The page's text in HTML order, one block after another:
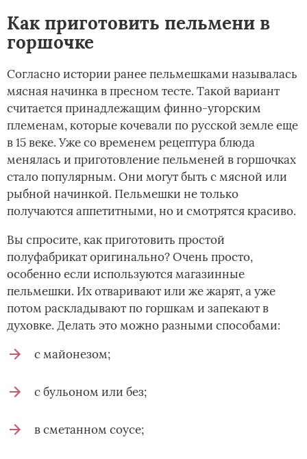
Как приготовить пельмени в
горшочке
Согласно истории ранее пельмешками называлась
мясная начинка в пресном тесте. Такой вариант
считается принадлежащим финно-угорским
племенам, которые кочевали по русской земле еще
в 15 веке. Уже со временем рецептура блюда
менялась и приготовление пельменей в горшочках
стало популярным. Они могут быть с мясной или
рыбной начинкой. Пельмешки не только
получаются аппетитными, но и смотрятся красиво.
Вы спросите, как приготовить простой
полуфабрикат оригинально? Очень просто,
особенно если используются магазинные
пельмешки. Их отваривают или же жарят, а уже
потом раскладывают по горшкам и запекают в
духовке. Делать это можно разными способами:
с майонезом;
с бульоном или без;
в сметанном соусе;